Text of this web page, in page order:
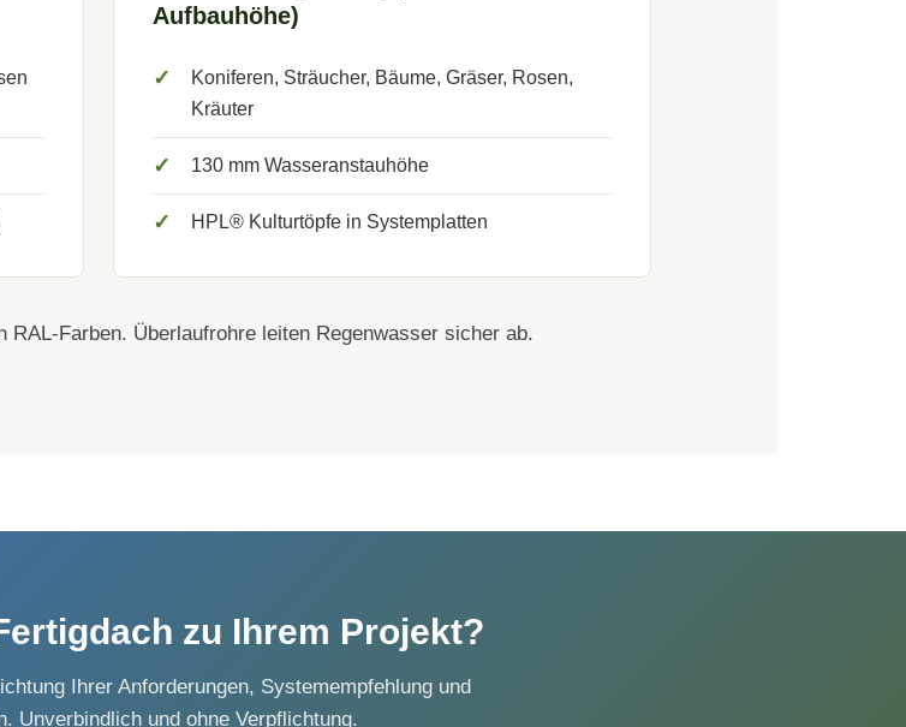
Aufbauhöhe)
✓
Koniferen, Sträucher, Bäume, Gräser, Rosen,
Kräuter
✓ 130 mm Wasseranstauhöhe
✓ HPL® Kulturtöpfe in Systemplatten
Farben. Überlaufrohre leiten Regenwasser sicher ab.
zu Ihrem Projekt?
Ihrer Anforderungen, Systemempfehlung und
Unverbindlich und ohne Verpflichtung.